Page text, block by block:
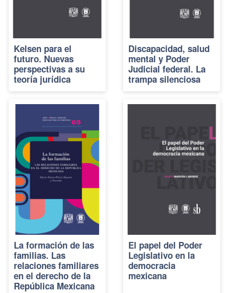
Kelsen para el
futuro. Nuevas
perspectivas a su
teoría jurídica
Discapacidad, salud
mental y Poder
Judicial federal. La
trampa silenciosa
La formación de las
familias. Las
relaciones familiares
en el derecho de la
República Mexicana
El papel del Poder
Legislativo en la
democracia
mexicana